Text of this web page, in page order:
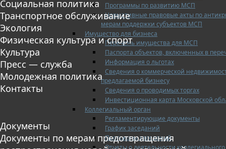
Программы по развитию МСП
Нормативные правовые акты по
мерам поддержки субъектов МСП
Имущество для бизнеса
Перечень имущества для МСП
Паспорта объектов, включенных в
Информация о льготах
Сведения о коммерческой
предлагаемой бизнесу
Сведения о проводимых торгах
Инвестиционная карта Московской
Коллегиальный орган
Регламентирующие документы
График заседаний
Протоколы заседаний
Отчеты о деятельности
Социальная политика
Транспортное обслуживание
Экология
Физическая культура и спорт
Культура
Пресс — служба
Молодежная политика
Контакты
Документы
Документы по мерам предотвращения